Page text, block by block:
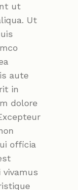
ut
Ut
aute
in
dolore
officia
vivamus